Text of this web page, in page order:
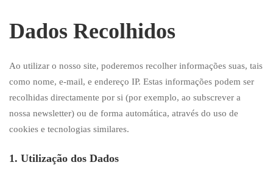
Dados Recolhidos
Ao utilizar o nosso site, poderemos recolher informações suas, tais
como nome, e-mail, e endereço IP. Estas informações podem ser
recolhidas directamente por si (por exemplo, ao subscrever a
nossa newsletter) ou de forma automática, através do uso de
cookies e tecnologias similares.
1. Utilização dos Dados